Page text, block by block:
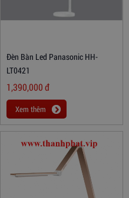
Đèn Bàn Led Panasonic HH-
LT0421
1,390,000đ
Xem thêm